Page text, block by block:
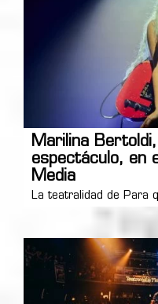
Marilina
espectáculo, en
Media
La teatralidad de Para